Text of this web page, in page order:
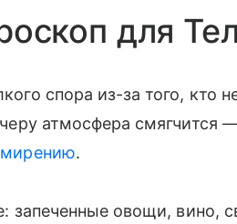
для
спора из-за того, кто
атмосфера смягчится
.
запеченные овощи,